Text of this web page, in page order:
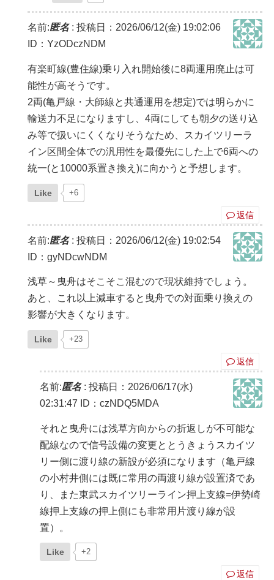
名前:匿名: 投稿日：2026/06/12(金) 19:02:06
ID：YzODczNDM
有楽町線(豊住線)乗り入れ開始後に8両運用廃止は可
能性が高そうです。
2両(亀戸線・大師線と共通運用を想定)では明らかに
輸送力不足になりますし、4両にしても朝夕の送り込
み等で扱いにくくなりそうなため、スカイツリーラ
イン区間全体での汎用性を最優先にした上で6両への
統一(と10000系置き換え)に向かうと予想します。
Like +6
返信
名前:匿名: 投稿日：2026/06/12(金) 19:02:54
ID：gyNDcwNDM
浅草～曳舟はそこそこ混むので現状維持でしょう。
あと、これ以上減車すると曳舟での対面乗り換えの
影響が大きくなります。
Like +23
返信
名前:匿名: 投稿日：2026/06/17(水)
02:31:47
ID：czNDQ5MDA
それと曳舟には浅草方向からの折返しが不可能な
配線なので信号設備の変更ととうきょうスカイツ
リー側に渡り線の新設が必須になります（亀戸線
の小村井側には既に常用の両渡り線が設置済であ
り、また東武スカイツリーライン押上支線=伊勢崎
線押上支線の押上側にも非常用片渡り線が設
置）。
Like +2
返信